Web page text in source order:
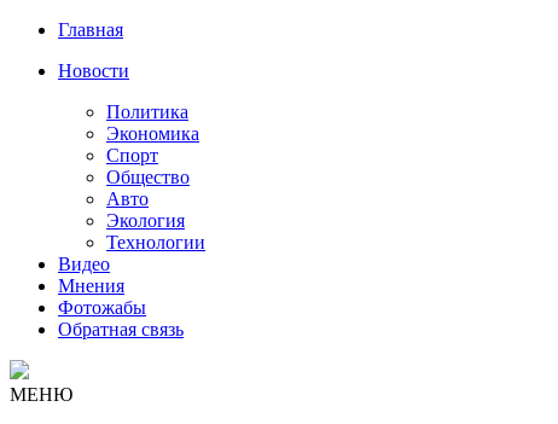
Главная
Новости
Политика
Экономика
Спорт
Общество
Авто
Экология
Технологии
Видео
Мнения
Фотожабы
Обратная связь
МЕНЮ